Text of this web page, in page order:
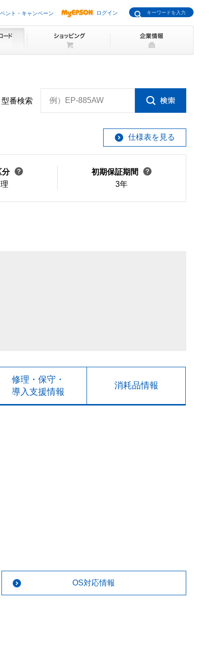
ント・キャンペーン ログイン
型番検索 例）EP-885AW
仕様表を見る
分
初期保証期間
3年
修理・保守・
導入支援情報
消耗品情報
OS対応情報